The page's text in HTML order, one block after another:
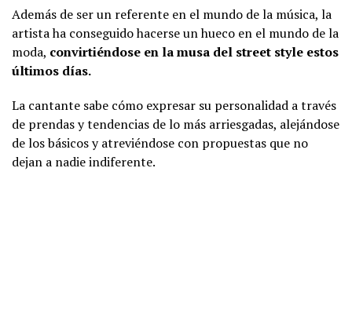
Además de ser un referente en el mundo de la música, la
artista ha conseguido hacerse un hueco en el mundo de la
moda, convirtiéndose en la musa del street style estos
últimos días.
La cantante sabe cómo expresar su personalidad a través
de prendas y tendencias de lo más arriesgadas, alejándose
de los básicos y atreviéndose con propuestas que no
dejan a nadie indiferente.